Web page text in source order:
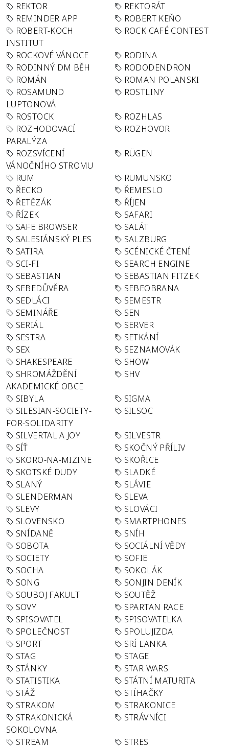
REKTOR
REKTORÁT
REMINDER APP
ROBERT KEŇO
ROBERT-KOCH
INSTITUT
ROCK CAFÉ CONTEST
ROCKOVÉ VÁNOCE
RODINA
RODINNÝ DM BĚH
RODODENDRON
ROMÁN
ROMAN POLANSKI
ROSAMUND
LUPTONOVÁ
ROSTLINY
ROSTOCK
ROZHLAS
ROZHODOVACÍ
PARALÝZA
ROZHOVOR
ROZSVÍCENÍ
VÁNOČNÍHO STROMU
RÜGEN
RUM
RUMUNSKO
ŘECKO
ŘEMESLO
ŘETĚZÁK
ŘÍJEN
ŘÍZEK
SAFARI
SAFE BROWSER
SALÁT
SALESIÁNSKÝ PLES
SALZBURG
SATIRA
SCÉNICKÉ ČTENÍ
SCI-FI
SEARCH ENGINE
SEBASTIAN
SEBASTIAN FITZEK
SEBEDŮVĚRA
SEBEOBRANA
SEDLÁCI
SEMESTR
SEMINÁŘE
SEN
SERIÁL
SERVER
SESTRA
SETKÁNÍ
SEX
SEZNAMOVÁK
SHAKESPEARE
SHOW
SHROMÁŽDĚNÍ
AKADEMICKÉ OBCE
SHV
SIBYLA
SIGMA
SILESIAN-SOCIETY-
FOR-SOLIDARITY
SILSOC
SILVERTAL A JOY
SILVESTR
SÍŤ
SKOČNÝ PŘÍLIV
SKORO-NA-MIZINE
SKOŘICE
SKOTSKÉ DUDY
SLADKÉ
SLANÝ
SLÁVIE
SLENDERMAN
SLEVA
SLEVY
SLOVÁCI
SLOVENSKO
SMARTPHONES
SNÍDANĚ
SNÍH
SOBOTA
SOCIÁLNÍ VĚDY
SOCIETY
SOFIE
SOCHA
SOKOLÁK
SONG
SONJIN DENÍK
SOUBOJ FAKULT
SOUTĚŽ
SOVY
SPARTAN RACE
SPISOVATEL
SPISOVATELKA
SPOLEČNOST
SPOLUJIZDA
SPORT
SRÍ LANKA
STAG
STAGE
STÁNKY
STAR WARS
STATISTIKA
STÁTNÍ MATURITA
STÁŽ
STÍHAČKY
STRAKOM
STRAKONICE
STRAKONICKÁ
SOKOLOVNA
STRÁVNÍCI
STREAM
STRES